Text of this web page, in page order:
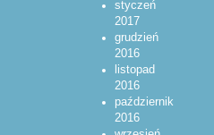
styczeń
2017
grudzień
2016
listopad
2016
październik
2016